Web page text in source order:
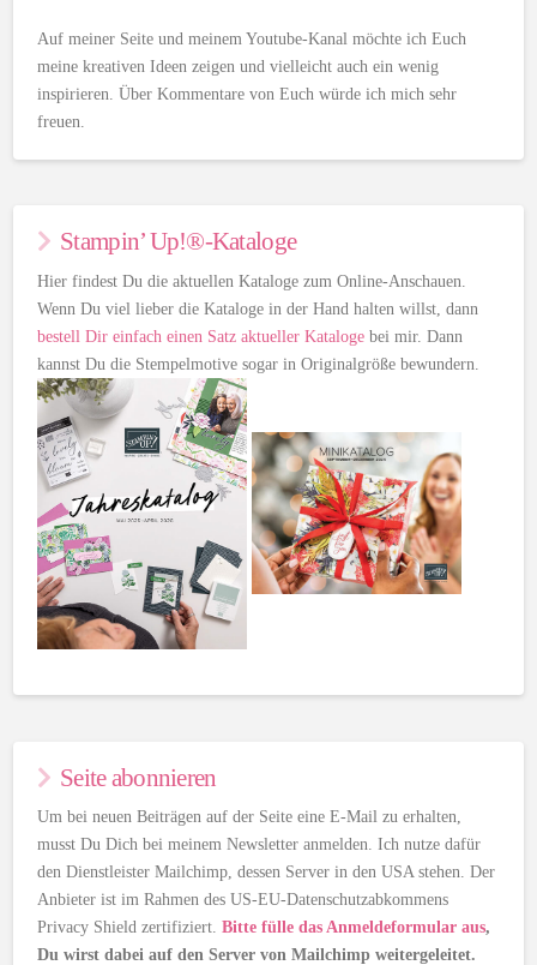
Auf meiner Seite und meinem Youtube-Kanal möchte ich Euch
meine kreativen Ideen zeigen und vielleicht auch ein wenig
inspirieren. Über Kommentare von Euch würde ich mich sehr
freuen.
Stampin’ Up!®-Kataloge
Hier findest Du die aktuellen Kataloge zum Online-Anschauen.
Wenn Du viel lieber die Kataloge in der Hand halten willst, dann
bestell Dir einfach einen Satz aktueller Kataloge bei mir. Dann
kannst Du die Stempelmotive sogar in Originalgröße bewundern.
Seite abonnieren
Um bei neuen Beiträgen auf der Seite eine E-Mail zu erhalten,
musst Du Dich bei meinem Newsletter anmelden. Ich nutze dafür
den Dienstleister Mailchimp, dessen Server in den USA stehen. Der
Anbieter ist im Rahmen des US-EU-Datenschutzabkommens
Privacy Shield zertifiziert.Bitte fülle das Anmeldeformular aus,
Du wirst dabei auf den Server von Mailchimp weitergeleitet.